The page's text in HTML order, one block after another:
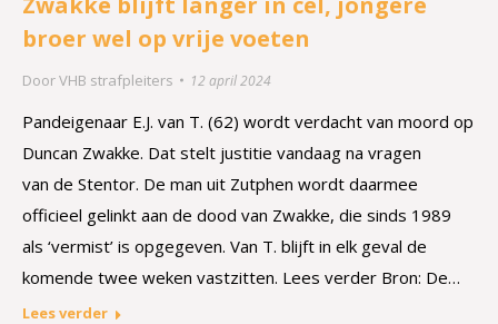
broer wel op vrije voeten
DoorVHB strafpleiters 12 april 2024
Pandeigenaar E.J. van T. (62) wordt verdacht van moord op
Duncan Zwakke. Dat stelt justitie vandaag na vragen
van de Stentor. De man uit Zutphen wordt daarmee
officieel gelinkt aan de dood van Zwakke, die sinds 1989
als ‘vermist’ is opgegeven. Van T. blijft in elk geval de
komende twee weken vastzitten. Lees verder Bron: De…
Lees verder